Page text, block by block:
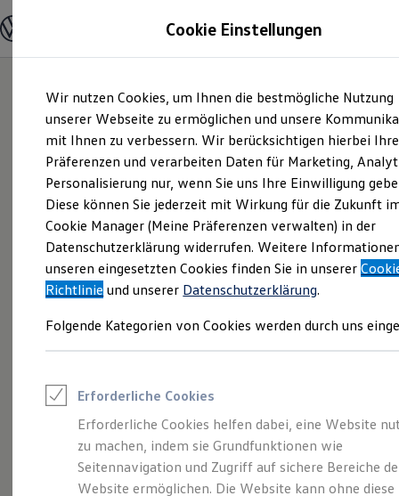
Hauptinhalt
springen
Footer
springen
Modelle und Konfigurator
Modelle vergleichen
Elektroautos
ENERGY Sondermodelle
Nutzfahrzeuge
SUV und CUV
Familienautos
Kombis
Kompaktwagen
Sportwagen
Schnell verfügbare Fahrzeuge
Angebote und Produkte
Aktuelle Angebote
E-Auto-Förderung
Volkswagen Marktplatz
Junge Gebrauchtwagen und Gebrauchtwagen
Saisonangebote
Leasing
Leasing-Angebote
Gebrauchtwagen Leasing
Junge Gebrauchtwagen-Leasing
Elektroauto Leasing
So geht neu.
Cookie Einstellungen
Wir nutzen Cookies, um Ihnen die bestmögliche Nutzung
unserer Webseite zu ermöglichen und unsere
mit Ihnen zu verbessern. Wir berücksichtigen hierbei Ihre
Präferenzen und verarbeiten Daten für Marketing,
Personalisierung nur, wenn Sie uns Ihre Einwilligung
Diese können Sie jederzeit mit Wirkung für die Zukunft
Cookie Manager (Meine Präferenzen verwalten) in der
Datenschutzerklärung widerrufen. Weitere
unseren eingesetzten Cookies finden Sie in unserer
Richtlinie und unserer Datenschutzerklärung.
Folgende Kategorien von Cookies werden durch uns
Erforderliche Cookies
Erforderliche Cookies helfen dabei, eine Website
zu machen, indem sie Grundfunktionen wie
Seitennavigation und Zugriff auf sichere Bereiche
Website ermöglichen. Die Website kann ohne diese